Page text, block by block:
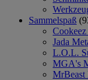
Sammelspaß
Jada
L.O.L.
MGA's
MrBeast